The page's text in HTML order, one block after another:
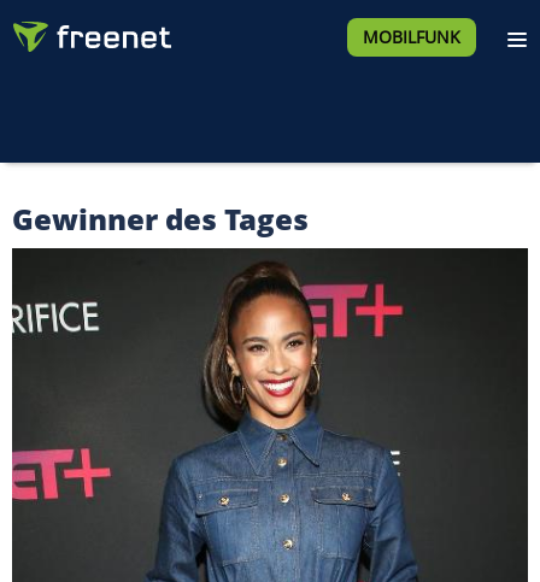
MOBILFUNK
Gewinner des Tages